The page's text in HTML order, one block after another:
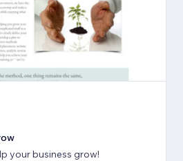
your business grow!